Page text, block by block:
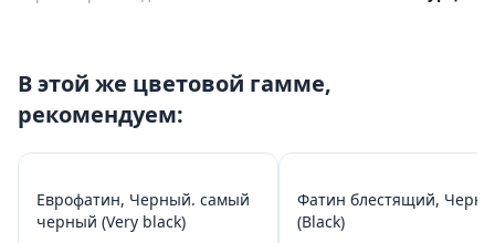
В этой же цветовой гамме,
рекомендуем:
Еврофатин, Черный. самый
черный (Very black)
Фатин блестящий,
(Black)